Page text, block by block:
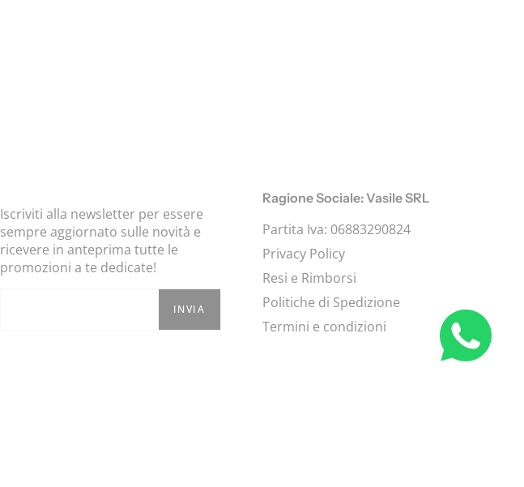
Iscriviti alla newsletter per essere
sempre aggiornato sulle novità e
ricevere in anteprima tutte le
promozioni a te dedicate!
INVIA
Ragione Sociale: Vasile SRL
Partita Iva: 06883290824
Privacy Policy
Resi e Rimborsi
Politiche di Spedizione
Termini e condizioni